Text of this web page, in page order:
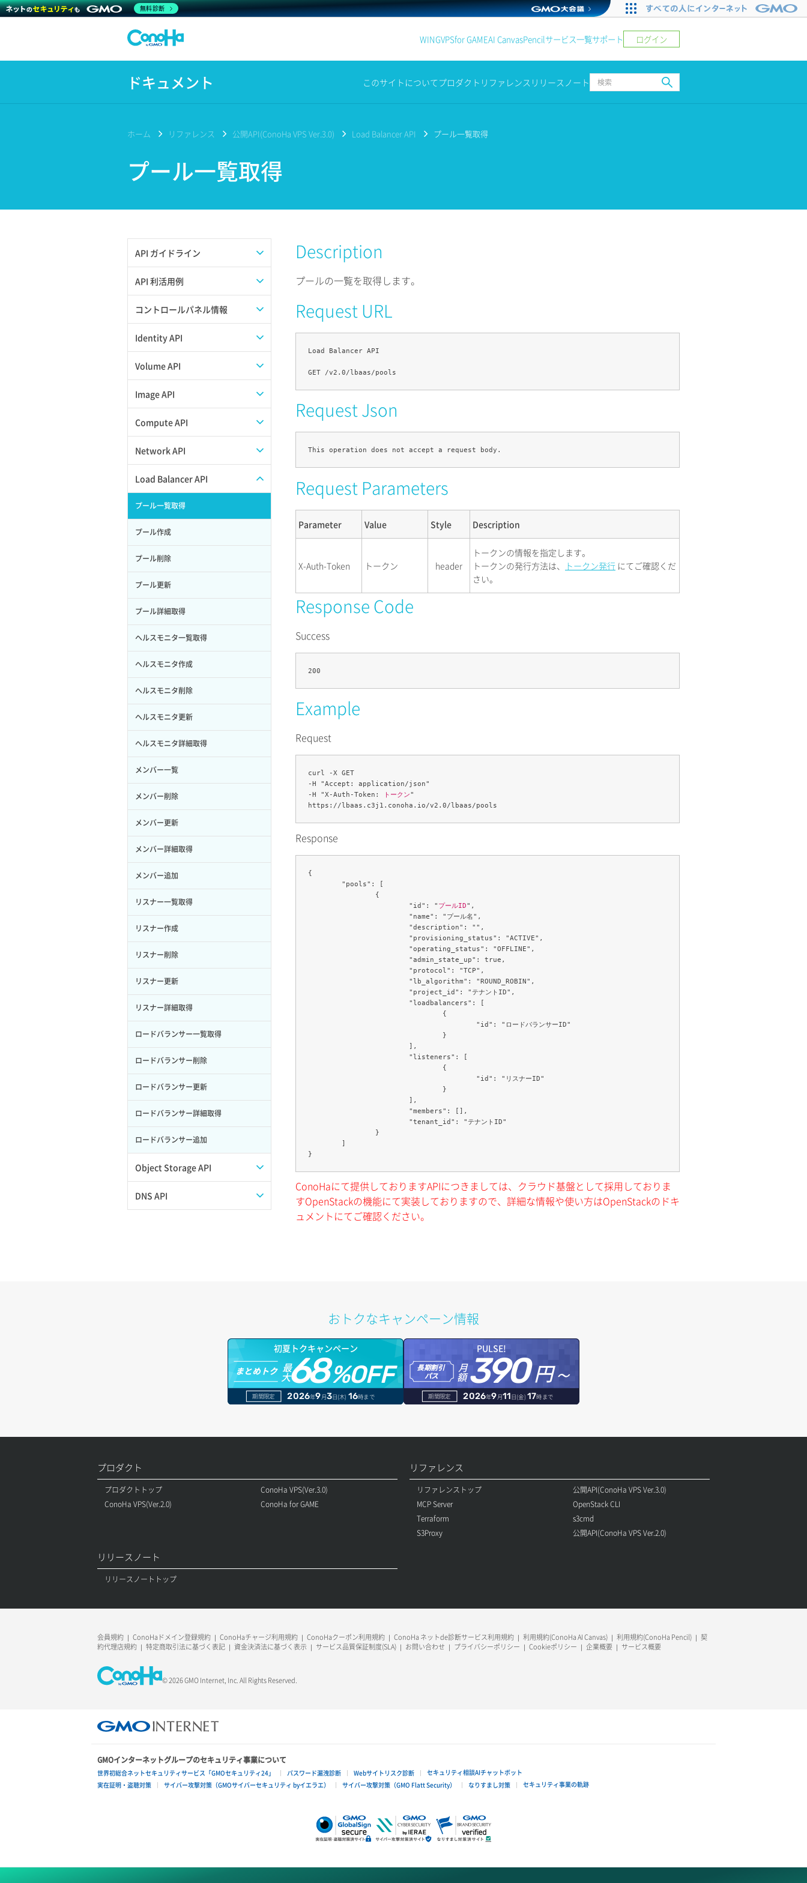
WINGVPSfor GAMEAI CanvasPencilサービス一覧サポート ログイン
ドキュメント このサイトについてプロダクト リファレンス リリースノート
ホーム リファレンス 公開API(ConoHa VPS Ver.3.0) Load Balancer API プール一覧取得
プール一覧取得
API ガイドライン
APIのご利用について
API 利活用例
APIでAPIサブユーザーを作成する
APIでVPSにISOイメージを挿入する
APIでVPSを作成する
コントロールパネル情報
APIユーザーを作成する
API情報を確認する
Identity API
Credential一覧取得
Credential作成
Credential削除
サブユーザーにロールを紐づけ
サブユーザー一覧取得
サブユーザー作成
サブユーザー削除
サブユーザー更新
サブユーザー詳細取得
トークン発行
パーミッション一覧取得
ロールからパーミッションを紐づけ解
除
ロールにパーミッションを紐づけ
ロール一覧取得
ロール作成
ロール削除
ロール更新
ロール詳細取得
Volume API
スナップショット一覧取得
スナップショット作成
スナップショット削除
指定）
バックアップリストア
バックアップ一覧取得
バックアップ詳細一覧取得
バックアップ詳細取得
ボリュームイメージ保存
ボリュームタイプ一覧取得
ボリュームタイプ詳細取得
ボリューム一覧取得
ボリューム作成
ボリューム削除
ボリューム更新
ボリューム詳細一覧取得
ボリューム詳細取得
自動バックアップ有効化
自動バックアップ無効化
Image API
ISOイメージアップロード
ISOイメージ作成
イメージ一覧取得
イメージ保存使用量取得
イメージ保存容量取得
イメージ保存容量変更
イメージ削除
イメージ詳細取得
Compute API
ISOイメージ挿入/排出
SSHキーペア一覧取得
SSHキーペア作成
SSHキーペア削除
SSHキーペア詳細取得
アタッチ済みポート一覧取得
アタッチ済みポート詳細取得
アタッチ済みボリューム一覧
アタッチ済みボリューム詳細取得
コンソールURL発行
サーバーに紐づくアドレス取得
サーバーに紐づくアドレス取得（ネッ
変更）
サーバー一覧取得
サーバー作成
サーバー再構築（OS再インストール）
サーバー利用状況グラフ（CPU）
サーバー利用状況グラフ（ディスク
IO）
サーバー利用状況グラフ（トラフィッ
ク）
サーバー削除
サーバー操作（起動/停止/再起動/強制
Network API
QoSポリシー一覧取得
QoSポリシー詳細取得
サブネット一覧取得
サブネット作成（ローカルネットワー
ク用）
サブネット詳細取得
セキュリティグループ ルール一覧取得
セキュリティグループ ルール作成
セキュリティグループ ルール削除
セキュリティグループ ルール詳細取得
セキュリティグループ一覧取得
セキュリティグループ作成
セキュリティグループ削除
セキュリティグループ更新
セキュリティグループ詳細取得
ネットワーク一覧取得
ネットワーク作成（ローカルネットワ
ーク用）
ネットワーク削除（ローカルネットワ
ーク用）
ネットワーク詳細取得
ポート一覧取得
ポート作成（ローカルネットワーク
用）
ポート作成（追加IP用）
ポート削除
ポート更新
ポート詳細取得
Load Balancer API
プール一覧取得
プール作成
プール削除
プール更新
プール詳細取得
ヘルスモニタ一覧取得
ヘルスモニタ作成
ヘルスモニタ削除
ヘルスモニタ更新
ヘルスモニタ詳細取得
メンバー一覧
メンバー削除
メンバー更新
メンバー詳細取得
メンバー追加
リスナー一覧取得
リスナー作成
リスナー削除
リスナー更新
リスナー詳細取得
ロードバランサー一覧取得
ロードバランサー削除
ロードバランサー更新
ロードバランサー詳細取得
ロードバランサー追加
Object Storage API
Web公開
コンテナ一覧取得
コンテナ作成
コンテナ詳細取得
一時的Web公開
DNS API
Description
プールの一覧を取得します。
Request URL
Load Balancer API
Request Json
Request Parameters
Parameter Value Style Description
X-Auth-Token トークン header
トークンの情報を指定します。
トークンの発行方法は、
トークン発行 にてご確認くだ
さい。
Response Code
Success
Example
Request
curl -X GET
-H "Accept: application/json"
-H "X-Auth-Token:
トークン"
Response
{
			"id": "
プールID",
ConoHaにて提供しておりますAPIにつきましては、クラウド基盤として採用しておりま
すOpenStackの機能にて実装しておりますので、詳細な情報や使い方はOpenStackのドキ
ュメントにてご確認ください。
おトクなキャンペーン情報
初夏トクキャンペーン
まとめトク 最
大68%OFF
期間限定 2026年9月3日(木) 16時まで
PULSE!
長期割引
パス
月
額390円～
期間限定 2026年9月11日(金) 17時まで
プロダクト
プロダクトトップ
ConoHa VPS(Ver.3.0)
ConoHa VPS(Ver.2.0)
ConoHa for GAME
リファレンス
リファレンストップ
公開API(ConoHa VPS Ver.3.0)
MCP Server
OpenStack CLI
Terraform
s3cmd
S3Proxy
公開API(ConoHa VPS Ver.2.0)
リリースノート
リリースノートトップ
会員規約 ConoHaドメイン登録規約 ConoHaチャージ利用規約 ConoHaクーポン利用規約 ConoHa ネットde診断サービス利用規約 利用規約(ConoHa AI Canvas) 利用規約(ConoHa Pencil)
契
約代理店規約
特定商取引法に基づく表記 資金決済法に基づく表示 サービス品質保証制度(SLA) お問い合わせ プライバシーポリシー Cookieポリシー 企業概要 サービス概要
© 2026 GMO Internet, Inc. All Rights Reserved.
GMOインターネットグループのセキュリティ事業について
世界初総合ネットセキュリティサービス「GMOセキュリティ24」 パスワード漏洩診断 Webサイトリスク診断
セキュリティ相談AIチャットボット
実在証明・盗聴対策
サイバー攻撃対策（GMOサイバーセキュリティ byイエラエ） サイバー攻撃対策（GMO Flatt Security） なりすまし対策 セキュリティ事業の軌跡
無料診断